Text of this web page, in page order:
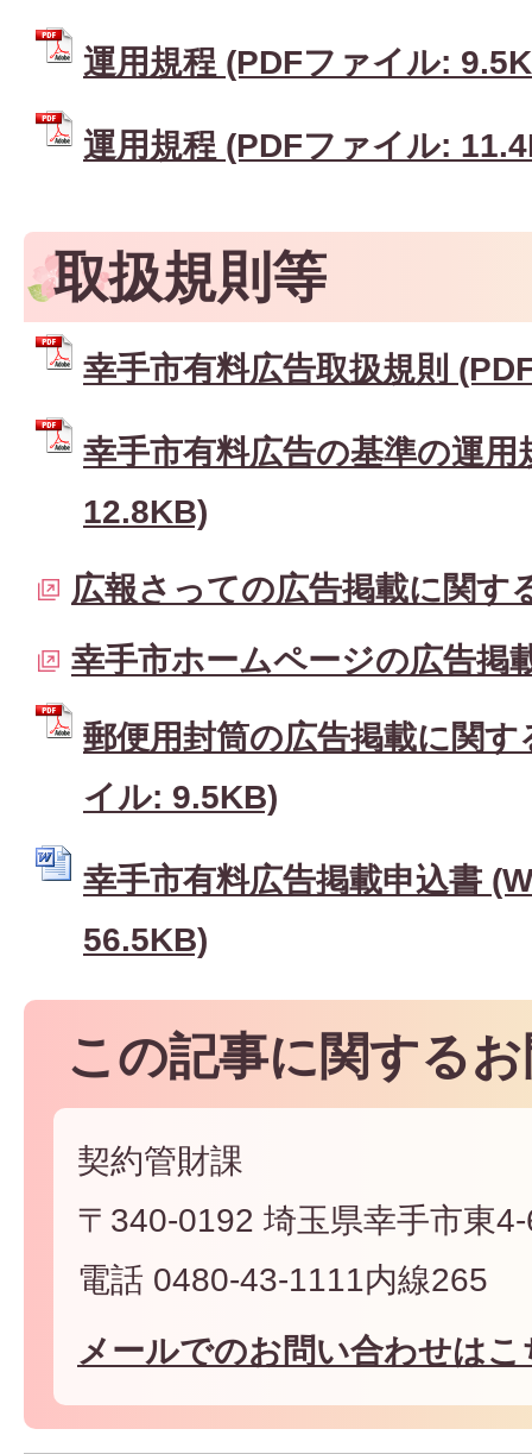
運用規程 (PDFファイル:
運用規程 (PDFファイル:
取扱規則等
幸手市有料広告取扱規則
幸手市有料広告の基準の運
12.8KB)
広報さっての広告掲載に関す
幸手市ホームページの広告掲
郵便用封筒の広告掲載に関
イル: 9.5KB)
幸手市有料広告掲載申込書
56.5KB)
この記事に関する
契約管財課
〒340-0192 埼玉県幸手市東
電話 0480-43-1111内線265
メールでのお問い合わせは